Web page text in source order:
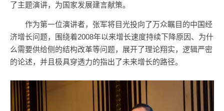
了主题演讲，为国家发展建言献策。
作为第一位演讲者，张军将目光投向了万众瞩目的中国经
济增长问题，围绕着2008年以来增长速度持续下降原因、为什
么需要供给侧的结构改革等问题，展开了理论翔实，逻辑严密
的论述，并且极具穿透力的指出了未来增长的路径。